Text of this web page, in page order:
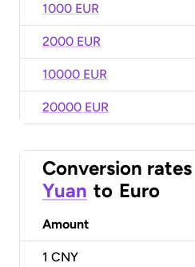
1000 EUR
2000 EUR
10000 EUR
20000 EUR
Conversion rates
Yuan to Euro
Amount
1 CNY